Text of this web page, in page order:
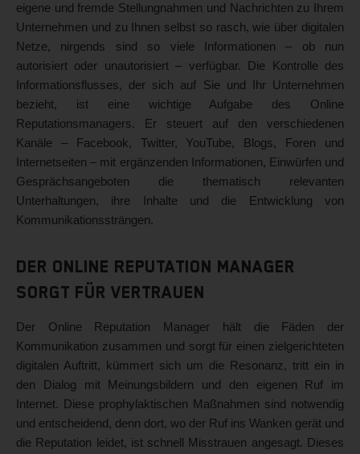
eigene und fremde Stellungnahmen und Nachrichten zu Ihrem
Unternehmen und zu Ihnen selbst so rasch, wie über digitalen
Netze, nirgends sind so viele Informationen – ob nun
autorisiert oder unautorisiert – verfügbar. Die Kontrolle des
Informationsflusses, der sich auf Sie und Ihr Unternehmen
bezieht, ist eine wichtige Aufgabe des Online
Reputationsmanagers. Er steuert auf den verschiedenen
Kanäle – Facebook, Twitter, YouTube, Blogs, Foren und
Internetseiten – mit ergänzenden Informationen, Einwürfen und
Gesprächsangeboten die thematisch relevanten
Unterhaltungen, ihre Inhalte und die Entwicklung von
Kommunikationssträngen.
Der Online Reputation Manager
sorgt für Vertrauen
Der Online Reputation Manager hält die Fäden der
Kommunikation zusammen und sorgt für einen zielgerichteten
digitalen Auftritt, kümmert sich um die Resonanz, tritt ein in
den Dialog mit Meinungsbildern und den eigenen Ruf im
Internet. Diese prophylaktischen Maßnahmen sind notwendig
und entscheidend, denn dort, wo der Ruf ins Wanken gerät und
die Reputation leidet, ist schnell Misstrauen angesagt. Dieses